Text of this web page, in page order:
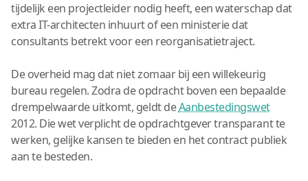
tijdelijk een projectleider nodig heeft, een waterschap dat
extra IT-architecten inhuurt of een ministerie dat
consultants betrekt voor een reorganisatietraject.
De overheid mag dat niet zomaar bij een willekeurig
bureau regelen. Zodra de opdracht boven een bepaalde
drempelwaarde uitkomt, geldt deAanbestedingswet
2012. Die wet verplicht de opdrachtgever transparant te
werken, gelijke kansen te bieden en het contract publiek
aan te besteden.